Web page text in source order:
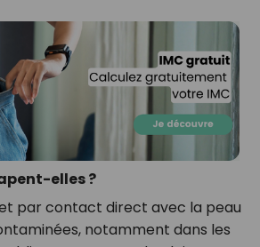
elles ?
par contact direct avec la peau
notamment dans les